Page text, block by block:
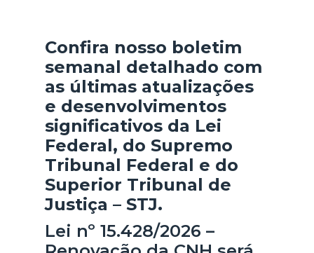
Confira nosso boletim
semanal detalhado com
as últimas atualizações
e desenvolvimentos
significativos da Lei
Federal, do Supremo
Tribunal Federal e do
Superior Tribunal de
Justiça – STJ.
Lei nº 15.428/2026 –